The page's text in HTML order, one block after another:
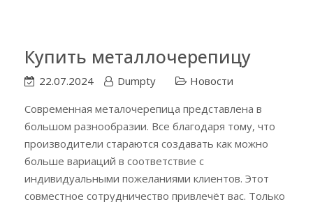
Купить металлочерепицу
22.07.2024 Dumpty
Новости
Современная металочерепица представлена в
большом разнообразии. Все благодаря тому, что
производители стараются создавать как можно
больше вариаций в соответствие с
индивидуальными пожеланиями клиентов. Этот
совместное сотрудничество привлечёт вас. Только